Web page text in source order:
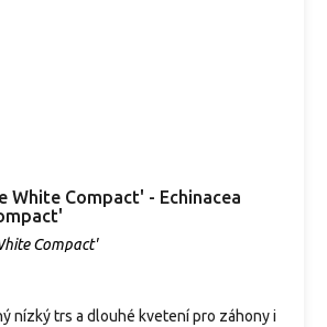
White Compact' - Echinacea
Compact'
nízký trs a dlouhé kvetení pro záhony i